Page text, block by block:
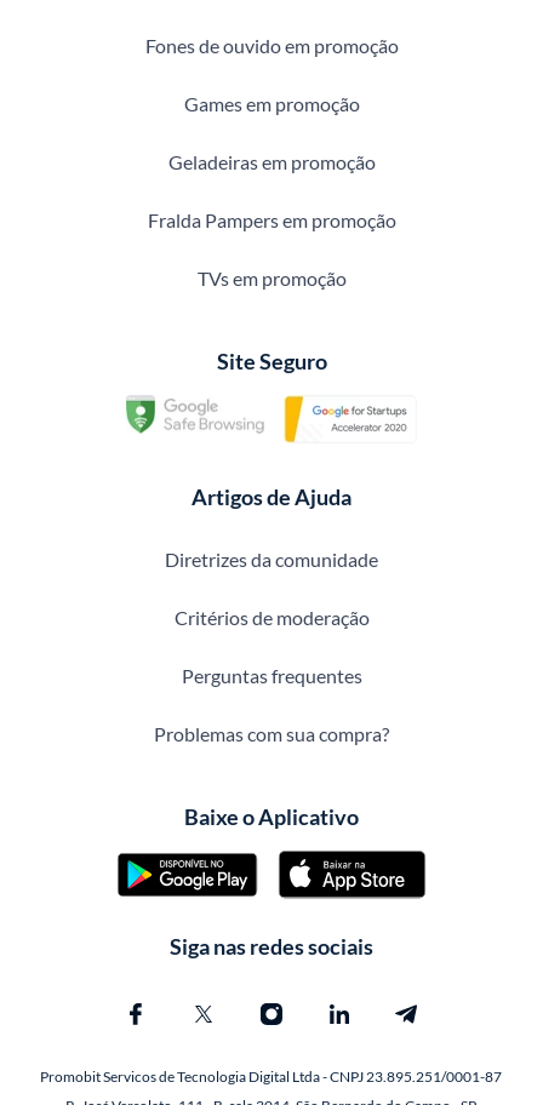
Fones de ouvido em promoção
Games em promoção
Geladeiras em promoção
Fralda Pampers em promoção
TVs em promoção
Site Seguro
Artigos de Ajuda
Diretrizes da comunidade
Critérios de moderação
Perguntas frequentes
Problemas com sua compra?
Baixe o Aplicativo
Siga nas redes sociais
Promobit Servicos de Tecnologia Digital Ltda - CNPJ 23.895.251/0001-87